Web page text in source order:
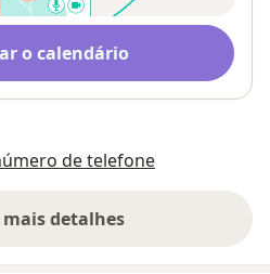
o calendário
de telefone
detalhes
sobre o endereço